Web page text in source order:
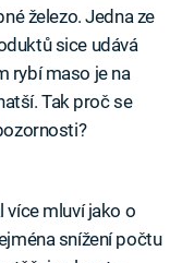
železo. Jedna ze
sice udává
rybí maso je na
Tak proč se
více mluví jako o
snížení počtu